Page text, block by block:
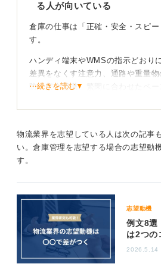
る人が向いている
倉庫の仕事は「正確・安全・スピ
す。
ハンディ端末やWMSの指示どおり
差異をなくす注意力、通路や重量
防ぐ安全意識、繁閑に合わせたペー
産性は上がり、仕事のおもしろさ
人間関係はチーム作業が中心となる
報連相ができれば希薄になりません
向いているのは「身体を動かすの
のこだわりが持てる」「時間厳守
上げる楽しさがわかる」といった特
⋯続きを読む▼
物流業界を志望している人は次の記事
い。倉庫管理を志望する場合の志望動
す。
志望動機
例文8選
は2つの
2026.5.14